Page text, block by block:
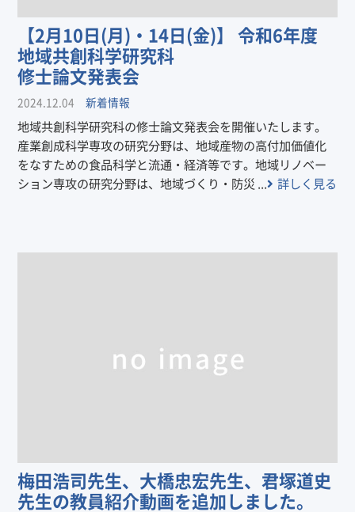
【2月10日(月)・14日(金)】 令和6年度
地域共創科学研究科
修士論文発表会
2024.12.04新着情報
地域共創科学研究科の修士論文発表会を開催いたします。
産業創成科学専攻の研究分野は、地域産物の高付加価値化
をなすための食品科学と流通・経済等です。地域リノベー
ション専攻の研究分野は、地域づくり・防災 ...
詳しく見る
梅田浩司先生、大橋忠宏先生、君塚道史
先生の教員紹介動画を追加しました。